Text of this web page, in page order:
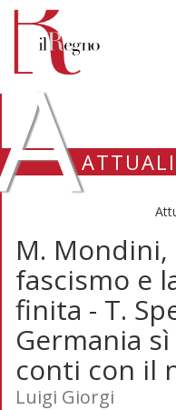
M. Mondini,
fascismo e
finita - T.
Germania
conti con il
Luigi Giorgi